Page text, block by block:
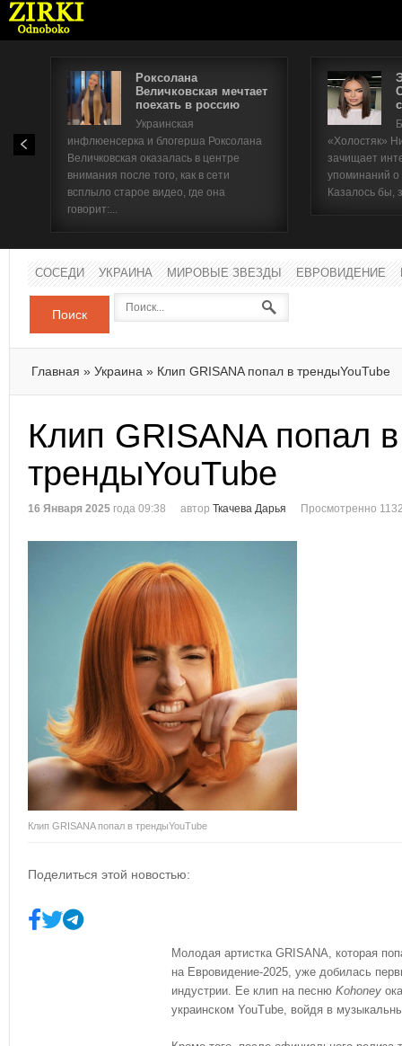
Роксолана
Величковская мечтает
поехать в россию
Украинская
инфлюенсерка и блогерша Роксолана
Величковская оказалась в центре
внимания после того, как в сети
всплыло старое видео, где она
говорит:...
«Холостяк»
зачищает
упоминаний
Казалось бы,
СОСЕДИ УКРАИНА МИРОВЫЕ ЗВЕЗДЫ ЕВРОВИДЕНИЕ
Поиск
Главная » Украина » Клип GRISANA попал в трендыYouTube
Клип GRISANA попал в
трендыYouTube
16 Января 2025 года 09:38 автор Ткачева Дарья Просмотренно
Клип GRISANA попал в трендыYouTube
Поделиться этой новостью:
Молодая артистка GRISANA, которая
на Евровидение-2025, уже добилась
индустрии. Ее клип на песню Kohoney
украинском YouTube, войдя в
Имя